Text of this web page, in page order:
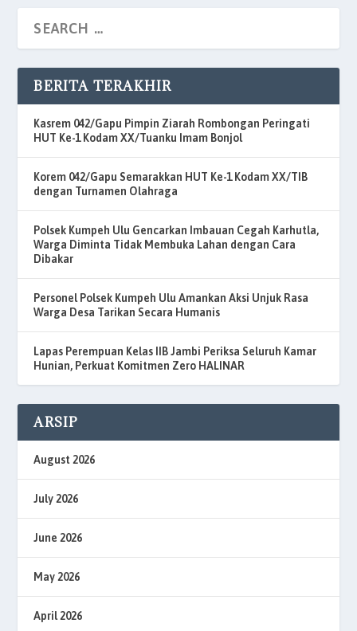
BERITA TERAKHIR
Kasrem 042/Gapu Pimpin Ziarah Rombongan Peringati
HUT Ke-1 Kodam XX/Tuanku Imam Bonjol
Korem 042/Gapu Semarakkan HUT Ke-1 Kodam XX/TIB
dengan Turnamen Olahraga
Polsek Kumpeh Ulu Gencarkan Imbauan Cegah Karhutla,
Warga Diminta Tidak Membuka Lahan dengan Cara
Dibakar
Personel Polsek Kumpeh Ulu Amankan Aksi Unjuk Rasa
Warga Desa Tarikan Secara Humanis
Lapas Perempuan Kelas IIB Jambi Periksa Seluruh Kamar
Hunian, Perkuat Komitmen Zero HALINAR
ARSIP
August 2026
July 2026
June 2026
May 2026
April 2026